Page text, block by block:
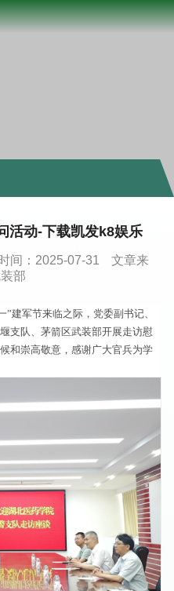
活动-下载凯发k8娱乐
间：2025-07-31
文章来
部
建军节来临之际，党委副书记、
支队、茅箭区武装部开展走访慰
和崇高敬意，感谢广大官兵为学